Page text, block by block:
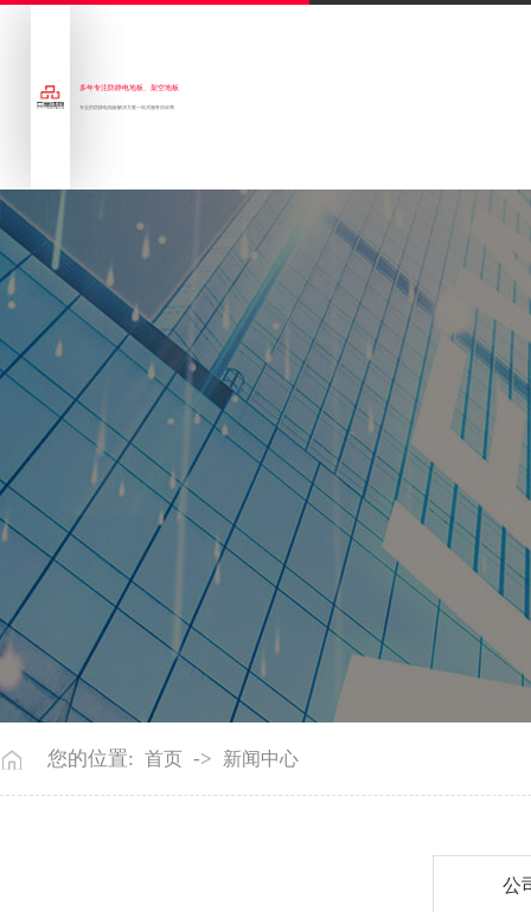
多年专注防静电地板、架空地板
专业的防静电地板解决方案一站式服务供应商
您的位置: 首页 -> 新闻中心
公